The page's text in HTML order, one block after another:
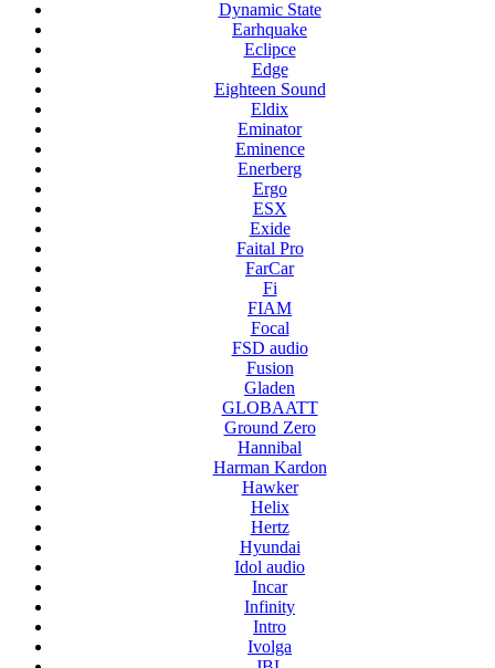
Dynamic State
Earhquake
Eclipce
Edge
Eighteen Sound
Eldix
Eminator
Eminence
Enerberg
Ergo
ESX
Exide
Faital Pro
FarCar
Fi
FIAM
Focal
FSD audio
Fusion
Gladen
GLOBAATT
Ground Zero
Hannibal
Harman Kardon
Hawker
Helix
Hertz
Hyundai
Idol audio
Incar
Infinity
Intro
Ivolga